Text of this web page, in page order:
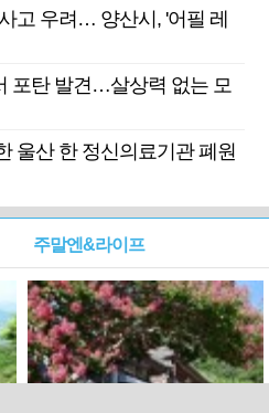
고 우려… 양산시, '어필 레
포탄 발견…살상력 없는 모
울산 한 정신의료기관 폐원
주말엔&라이프